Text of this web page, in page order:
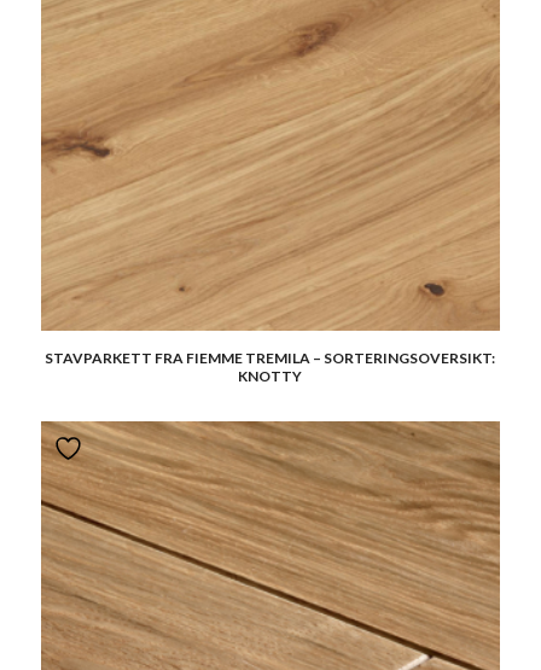
STAVPARKETT FRA FIEMME TREMILA – SORTERINGSOVERSIKT:
KNOTTY